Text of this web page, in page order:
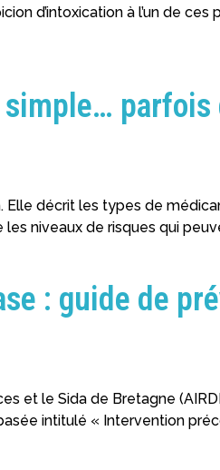
d’intoxication à l’un de
parfois
Elle décrit les types de
niveaux de risques qui
: guide de
et le Sida de Bretagne
intitulé « Intervention